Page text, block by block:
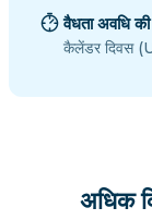
वैधता अवधि
कैलेंडर दिवस
अधिक